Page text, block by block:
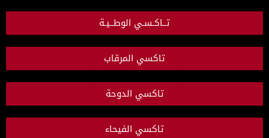
تــاكـسـي الوطــيـة
تاكسي المرقاب
تاكسي الدوحة
تاكسي الفيحاء